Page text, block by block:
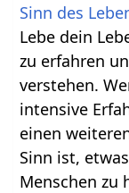
Sinn des
Lebe dein
zu erfahren
verstehen.
intensive
einen
Sinn ist,
Menschen zu